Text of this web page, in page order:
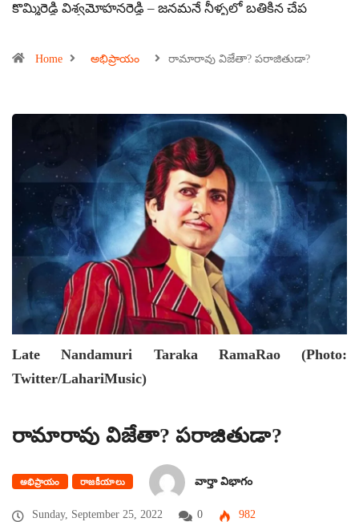
కొమ్మిరెడ్డి విశ్వమోహనరెడ్డి – జనమనే నీళ్ళలో బతికిన చేప
Home అభిప్రాయం రామారావు విజేతా? పరాజితుడా?
Late Nandamuri Taraka RamaRao (Photo:
Twitter/LahariMusic)
రామారావు విజేతా? పరాజితుడా?
అభిప్రాయం రాజకీయాలు వార్తా విభాగం
Sunday, September 25, 2022 0 982